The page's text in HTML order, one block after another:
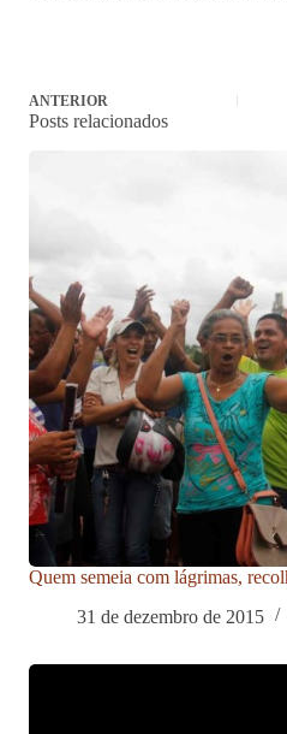
ANTERIOR
Posts relacionados
Quem semeia com lágrimas,
31 de dezembro de 2015